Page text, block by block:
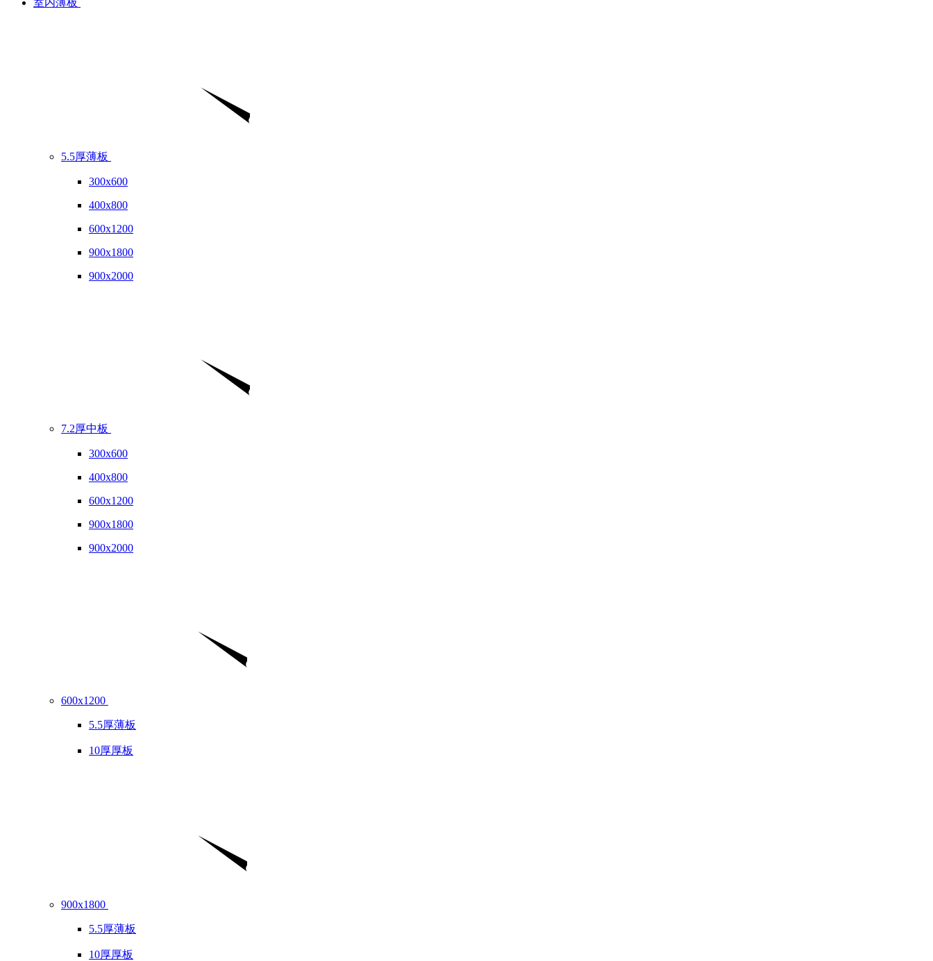
5.5厚薄板
300x600
400x800
600x1200
900x1800
900x2000
7.2厚中板
300x600
400x800
600x1200
900x1800
900x2000
600x1200
5.5厚薄板
10厚厚板
900x1800
5.5厚薄板
10厚厚板